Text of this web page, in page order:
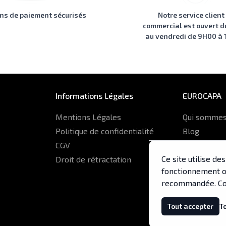
de paiement sécurisés
Notre service client
commercial est ouvert
au vendredi de 9H00 à
Informations Légales
Mentions Légales
Politique de confidentialité
CGV
Droit de rétractation
EUROCAPA
Qui
Blog
ERP
Ce site utilise
fonctionnement
recommandée.
Tout accepter